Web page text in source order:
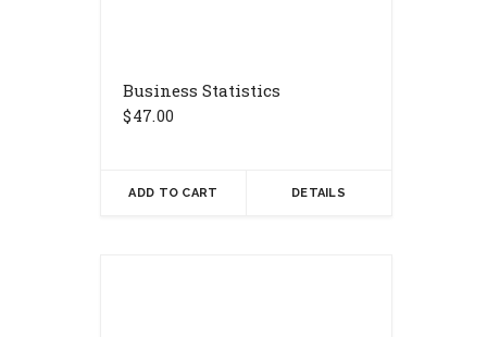
Business Statistics
$47.00
ADD TO CART DETAILS